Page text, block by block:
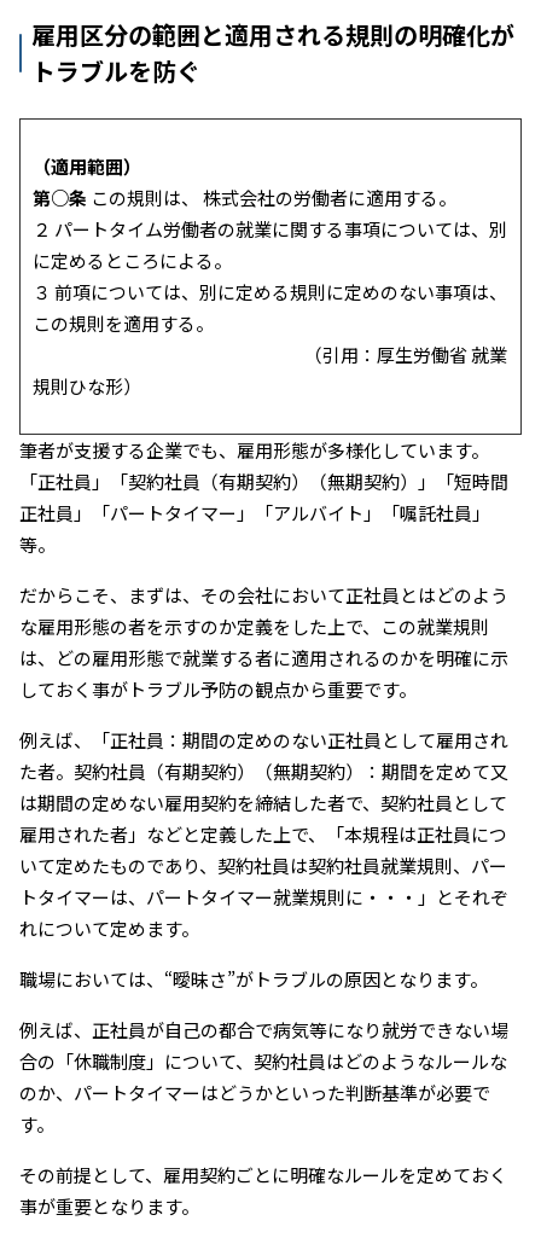
雇用区分の範囲と適用される規則の明確化が
トラブルを防ぐ
（適用範囲）
第○条 この規則は、 株式会社の労働者に適用する。
２ パートタイム労働者の就業に関する事項については、別
に定めるところによる。
３ 前項については、別に定める規則に定めのない事項は、
この規則を適用する。
（引用：厚生労働省 就業
規則ひな形）
筆者が支援する企業でも、雇用形態が多様化しています。
「正社員」「契約社員（有期契約）（無期契約）」「短時間
正社員」「パートタイマー」「アルバイト」「嘱託社員」
等。
だからこそ、まずは、その会社において正社員とはどのよう
な雇用形態の者を示すのか定義をした上で、この就業規則
は、どの雇用形態で就業する者に適用されるのかを明確に示
しておく事がトラブル予防の観点から重要です。
例えば、「正社員：期間の定めのない正社員として雇用され
た者。契約社員（有期契約）（無期契約）：期間を定めて又
は期間の定めない雇用契約を締結した者で、契約社員として
雇用された者」などと定義した上で、「本規程は正社員につ
いて定めたものであり、契約社員は契約社員就業規則、パー
トタイマーは、パートタイマー就業規則に・・・」とそれぞ
れについて定めます。
職場においては、“曖昧さ”がトラブルの原因となります。
例えば、正社員が自己の都合で病気等になり就労できない場
合の「休職制度」について、契約社員はどのようなルールな
のか、パートタイマーはどうかといった判断基準が必要で
す。
その前提として、雇用契約ごとに明確なルールを定めておく
事が重要となります。